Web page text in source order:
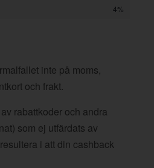
4%
inte på moms,
och frakt.
rabattkoder och andra
som ej utfärdats av
i att din cashback